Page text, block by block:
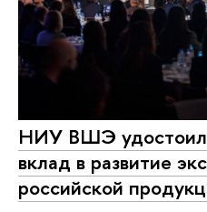
НИУ ВШЭ
вклад в развитие
российской